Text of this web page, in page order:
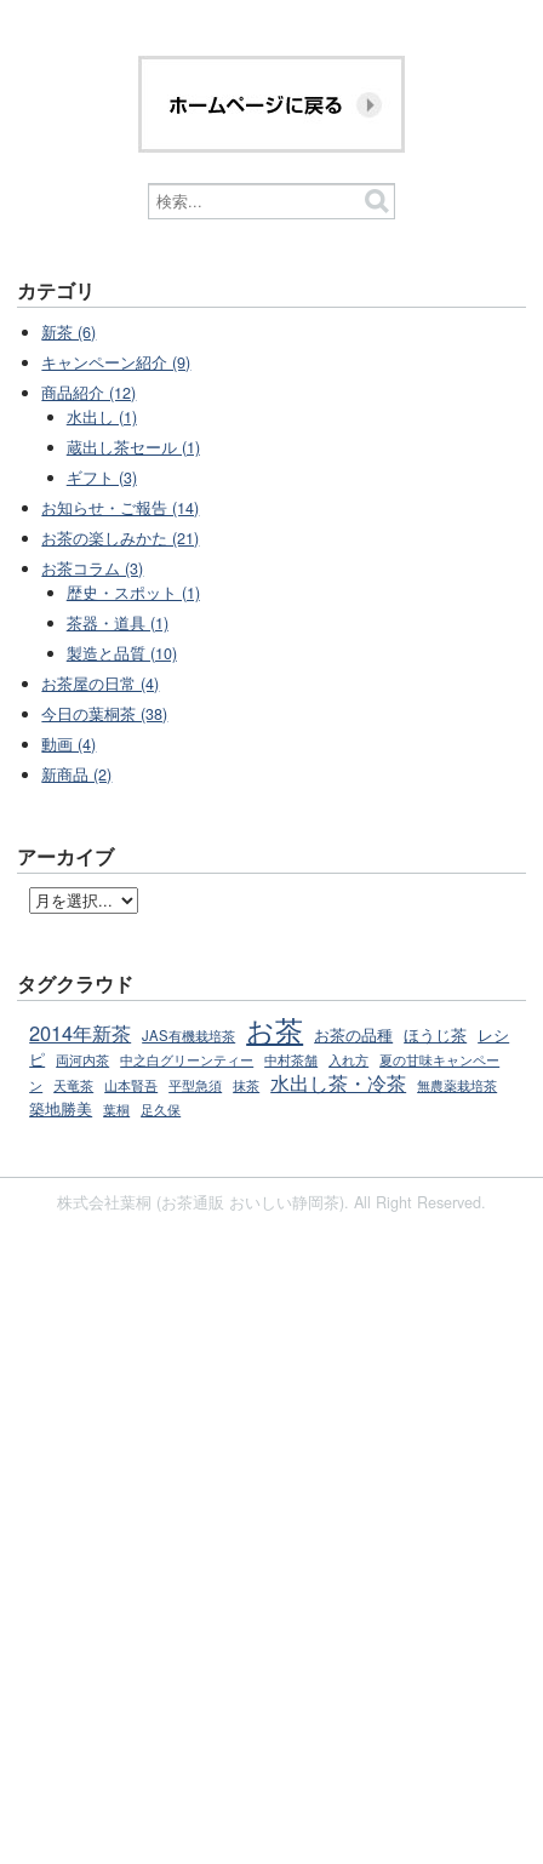
カテゴリ
新茶 (6)
キャンペーン紹介 (9)
商品紹介 (12)
水出し (1)
蔵出し茶セール (1)
ギフト (3)
お知らせ・ご報告 (14)
お茶の楽しみかた (21)
お茶コラム (3)
歴史・スポット (1)
茶器・道具 (1)
製造と品質 (10)
お茶屋の日常 (4)
今日の葉桐茶 (38)
動画 (4)
新商品 (2)
アーカイブ
タグクラウド
2014年新茶 JAS有機栽培茶 お茶 お茶の品種 ほうじ茶
レシ
ピ 両河内茶 中之白グリーンティー 中村茶舗 入れ方 夏の甘味キャンペー
ン
天竜茶 山本賢吾 平型急須 抹茶 水出し茶・冷茶 無農薬栽培茶
築地勝美 葉桐 足久保
株式会社葉桐 (お茶通販 おいしい静岡茶). All Right Reserved.